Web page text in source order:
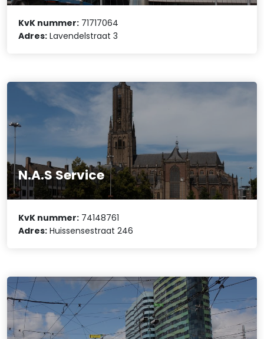
KvK nummer: 71717064
Adres: Lavendelstraat 3
N.A.S Service
KvK nummer: 74148761
Adres: Huissensestraat 246